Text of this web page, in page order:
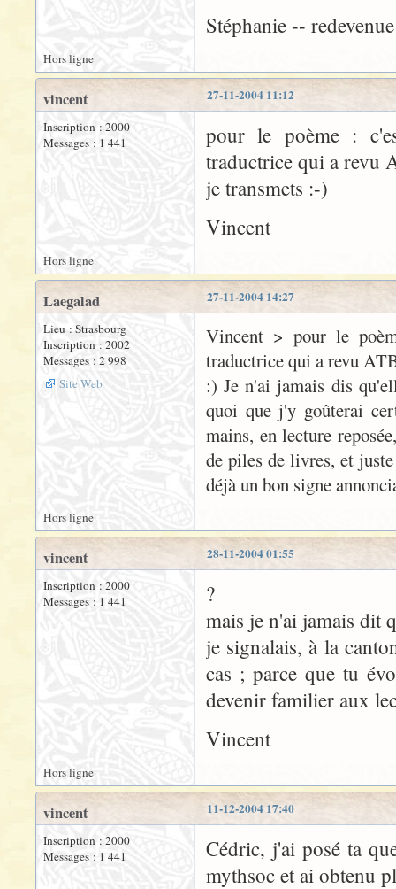
Stéphanie --
Hors ligne
27-11-2004 11:12
vincent
Inscription : 2000
Messages : 1 441
pour le poème :
traductrice qui a revu
je transmets :-)
Vincent
Hors ligne
27-11-2004 14:27
Laegalad
Lieu : Strasbourg
Inscription : 2002
Messages : 2 998
Site Web
Vincent > pour le
traductrice qui a revu
:) Je n'ai jamais dis
quoi que j'y goûterai
mains, en lecture
de piles de livres, et
déjà un bon signe
Hors ligne
28-11-2004 01:55
vincent
Inscription : 2000
Messages : 1 441
?
mais je n'ai jamais dit
je signalais, à la
cas ; parce que tu
devenir familier aux
Vincent
Hors ligne
11-12-2004 17:40
vincent
Inscription : 2000
Messages : 1 441
Cédric, j'ai posé ta
mythsoc et ai obtenu